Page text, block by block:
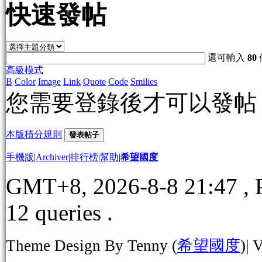
快速發帖
還可輸入80
高級模式
B Color Image Link Quote Code Smilies
您需要登錄後才可以發帖
本版積分規則 發表帖子
手機版|Archiver|排行榜|幫助|希望國度
GMT+8, 2026-8-8 21:47 ,
12 queries .
Theme Design By Tenny (希望國度)|